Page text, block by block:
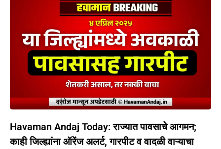
Havaman Andaj Today: राज्यात पावसाचे आगमन;
काही जिल्ह्यांना ऑरेंज अलर्ट, गारपीट व वादळी वाऱ्याचा